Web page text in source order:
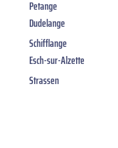
Petange
Dudelange
Schifflange
Esch-sur-Alzette
Strassen